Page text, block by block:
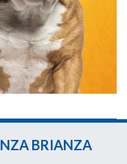
BRIANZA